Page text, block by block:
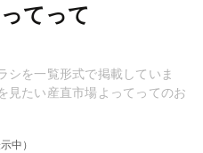
てって
シを一覧形式で掲載していま
見たい産直市場よってってのお
中）